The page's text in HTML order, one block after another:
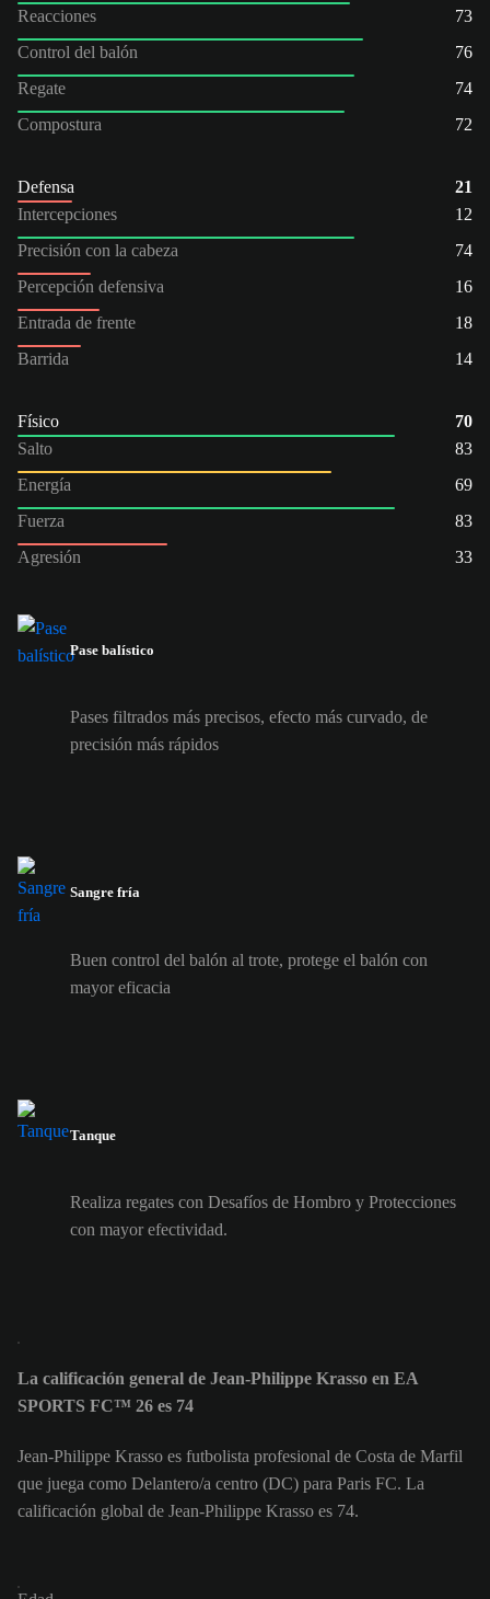
Reacciones
73
Control del balón
76
Regate
74
Compostura
72
Defensa
21
Intercepciones
12
Precisión con la cabeza
74
Percepción defensiva
16
Entrada de frente
18
Barrida
14
Físico
70
Salto
83
Energía
69
Fuerza
83
Agresión
33
Pase balístico
Pases filtrados más precisos, efecto más curvado, de
precisión más rápidos
Sangre fría
Buen control del balón al trote, protege el balón con
mayor eficacia
Tanque
Realiza regates con Desafíos de Hombro y Protecciones
con mayor efectividad.
La calificación general de Jean-Philippe Krasso en EA
SPORTS FC™ 26 es 74
Jean-Philippe Krasso es futbolista profesional de Costa de Marfil
que juega como Delantero/a centro (DC) para Paris FC. La
calificación global de Jean-Philippe Krasso es 74.